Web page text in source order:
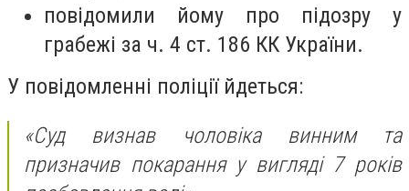
повідомили йому про підозру у
грабежі за ч. 4 ст. 186 КК України.
У повідомленні поліції йдеться:
«Суд визнав чоловіка винним та
призначив покарання у вигляді 7 років